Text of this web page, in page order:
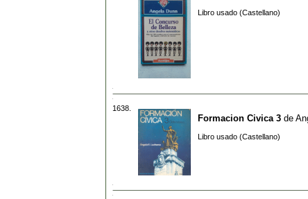
Libro usado (Castellano)
1638.
Formacion Civica 3 de
Libro usado (Castellano)